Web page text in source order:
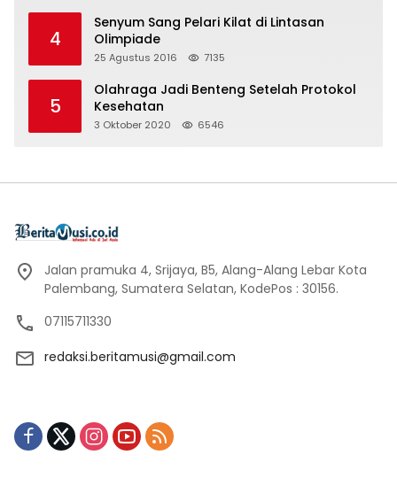
4
Senyum Sang Pelari Kilat di Lintasan
Olimpiade
25 Agustus 2016 7135
5
Olahraga Jadi Benteng Setelah Protokol
Kesehatan
3 Oktober 2020 6546
Jalan pramuka 4, Srijaya, B5, Alang-Alang Lebar Kota
Palembang, Sumatera Selatan, KodePos : 30156.
07115711330
redaksi.beritamusi@gmail.com